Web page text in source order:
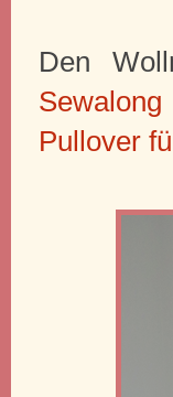
Den
Pullover